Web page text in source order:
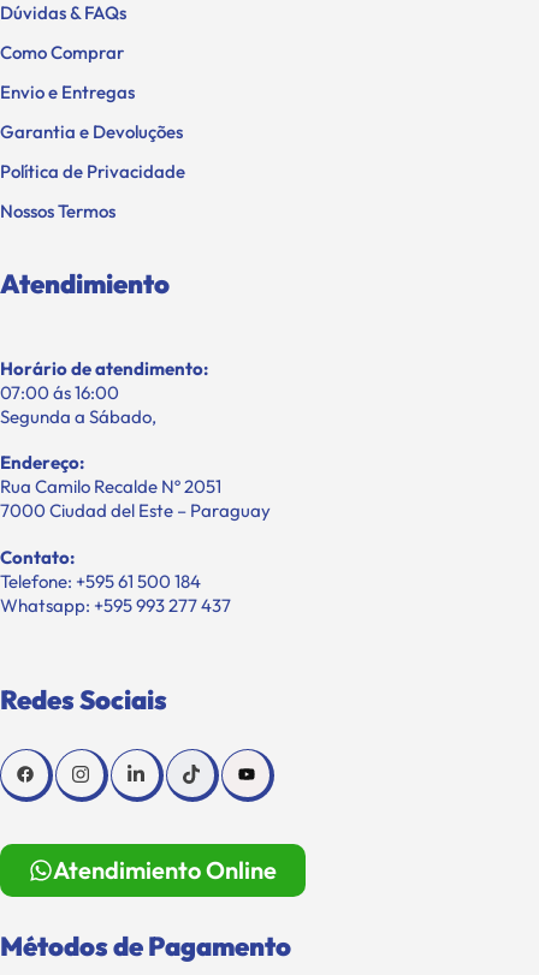
Dúvidas & FAQs
Como Comprar
Envio e Entregas
Garantia e Devoluções
Política de Privacidade
Nossos Termos
Atendimiento
Horário de atendimento:
07:00 ás 16:00
Segunda a Sábado,
Endereço:
Rua Camilo Recalde Nº 2051
7000 Ciudad del Este – Paraguay
Contato:
Telefone: +595 61 500 184
Whatsapp: +595 993 277 437
Redes Sociais
Atendimiento Online
Métodos de Pagamento